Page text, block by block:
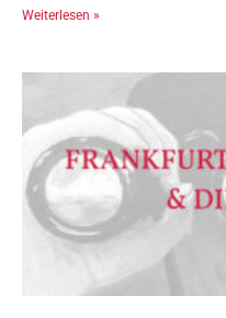
Weiterlesen »